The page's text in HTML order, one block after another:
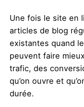
Une fois le site en
articles de blog
existantes quand
peuvent faire
trafic, des
qu’on ouvre et
durée.